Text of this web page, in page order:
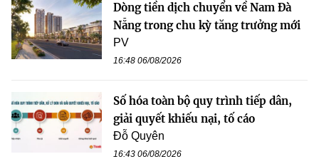
Dòng tiền dịch chuyển về Nam Đà
Nẵng trong chu kỳ tăng trưởng mới
PV
16:48 06/08/2026
Số hóa toàn bộ quy trình tiếp dân,
giải quyết khiếu nại, tố cáo
Đỗ Quyên
16:43 06/08/2026